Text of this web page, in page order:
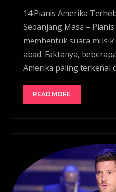
14 Pianis Amerika
Sepanjang Masa –
membentuk suara
abad. Faktanya,
Amerika paling terkenal
READ MORE